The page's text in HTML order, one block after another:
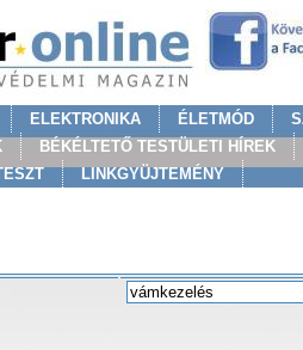
ELEKTRONIKA ÉLETMÓD
BÉKÉLTETŐ TESTÜLETI HÍREK
LINKGYÜJTEMÉNY